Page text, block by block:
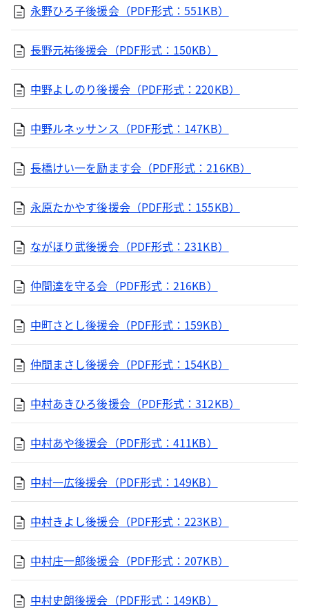
永野ひろ子後援会（PDF形式：551KB）
長野元祐後援会（PDF形式：150KB）
中野よしのり後援会（PDF形式：220KB）
中野ルネッサンス（PDF形式：147KB）
長橋けい一を励ます会（PDF形式：216KB）
永原たかやす後援会（PDF形式：155KB）
ながほり武後援会（PDF形式：231KB）
仲間達を守る会（PDF形式：216KB）
中町さとし後援会（PDF形式：159KB）
仲間まさし後援会（PDF形式：154KB）
中村あきひろ後援会（PDF形式：312KB）
中村あや後援会（PDF形式：411KB）
中村一広後援会（PDF形式：149KB）
中村きよし後援会（PDF形式：223KB）
中村庄一郎後援会（PDF形式：207KB）
中村史朗後援会（PDF形式：149KB）